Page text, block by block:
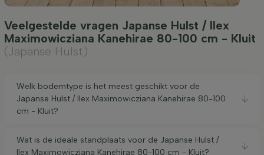
Veelgestelde vragen Japanse Hulst / Ilex
Maximowicziana Kanehirae 80-100 cm - Kluit
(Japanse Hulst)
Welk bodemtype is het meest geschikt voor de
Japanse Hulst / Ilex Maximowicziana Kanehirae 80-100
cm - Kluit?
Wat is de ideale standplaats voor de Japanse Hulst /
Ilex Maximowicziana Kanehirae 80-100 cm - Kluit?